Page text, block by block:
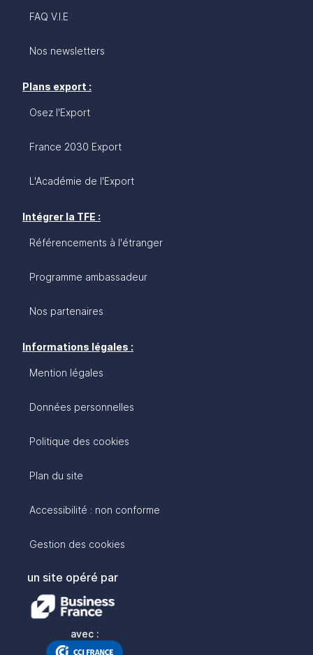
FAQ V.I.E
Nos newsletters
Plans export :
Osez l'Export
France 2030 Export
L'Académie de l'Export
Intégrer la TFE :
Référencements à l'étranger
Programme ambassadeur
Nos partenaires
Informations légales :
Mention légales
Données personnelles
Politique des cookies
Plan du site
Accessibilité : non conforme
Gestion des cookies
un site opéré par
avec :